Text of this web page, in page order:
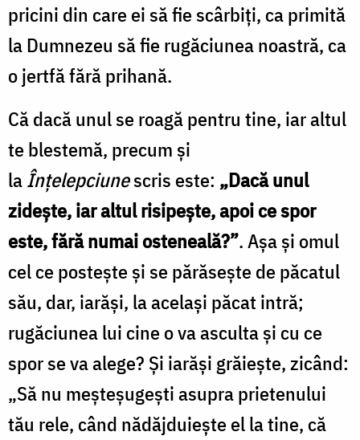
pricini din care ei să fie scârbiți, ca primită
la Dumnezeu să fie rugăciunea noastră, ca
o jertfă fără prihană.
Că dacă unul se roagă pentru tine, iar altul
te blestemă, precum și
laÎnțelepciunescris este: „Dacă unul
zidește, iar altul risipește, apoi ce spor
este, fără numai osteneală?”. Așa și omul
cel ce postește și se părăsește de păcatul
său, dar, iarăși, la același păcat intră;
rugăciunea lui cine o va asculta și cu ce
spor se va alege? Și iarăși grăiește, zicând:
„Să nu meșteșugești asupra prietenului
tău rele, când nădăjduiește el la tine, că